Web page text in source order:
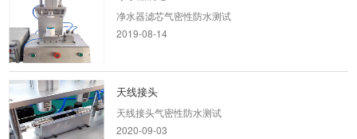
净水器滤芯气密性防水测试
2019-08-14
天线接头
天线接头气密性防水测试
2020-09-03